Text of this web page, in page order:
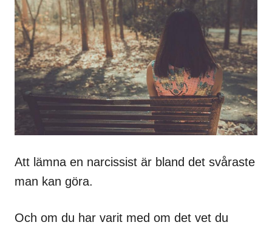
Att lämna en narcissist är bland det svåraste
man kan göra.
Och om du har varit med om det vet du